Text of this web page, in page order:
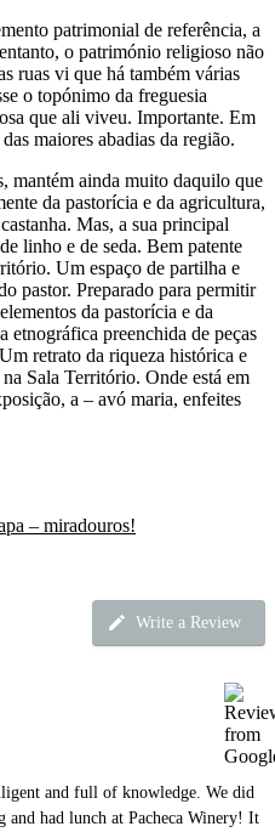
patrimonial de referência, a
o património religioso não
ruas vi que há também várias
o topónimo da freguesia
que ali viveu. Importante. Em
maiores abadias da região.
mantém ainda muito daquilo que
da pastorícia e da agricultura,
Mas, a sua principal
linho e de seda. Bem patente
Um espaço de partilha e
pastor. Preparado para permitir
da pastorícia e da
etnográfica preenchida de peças
retrato da riqueza histórica e
Sala Território. Onde está em
a – avó maria, enfeites
– miradouros!
Write a Review
and full of knowledge. We did
and had lunch at Pacheca Winery! It